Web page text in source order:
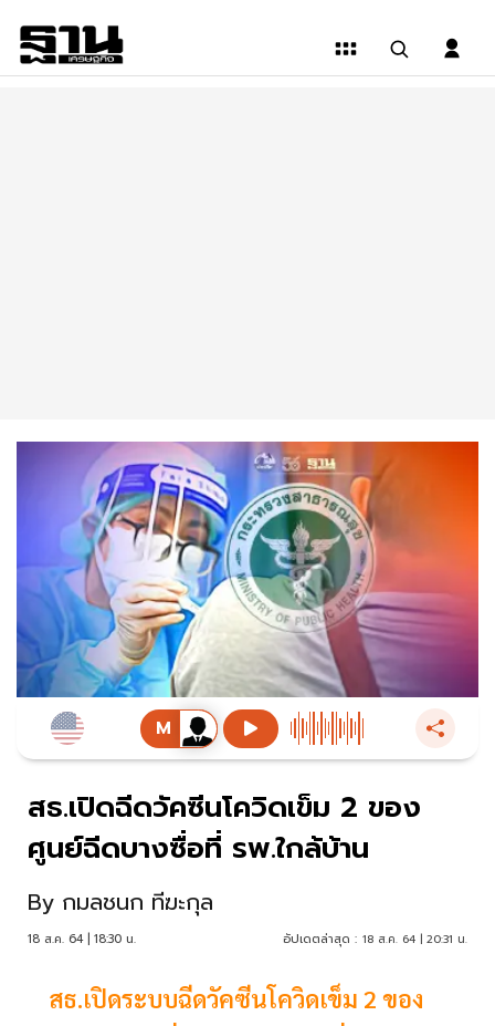
สธ.เปิดฉีดวัคซีนโควิดเข็ม 2 ของ
ศูนย์ฉีดบางซื่อที่ รพ.ใกล้บ้าน
By กมลชนก ทีฆะกุล
18 ส.ค. 64 | 18:30 น. อัปเดตล่าสุด : 18 ส.ค. 64 | 20:31 น.
สธ.เปิดระบบฉีดวัคซีนโควิดเข็ม 2 ของ